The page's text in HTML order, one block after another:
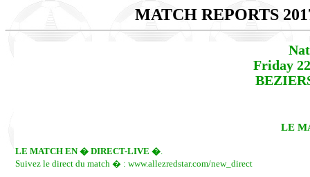
MATCH REPORTS
Friday
LE
LE MATCH EN � DIRECT-LIVE �
Suivez le direct du match � : www.allezredstar.com/new_direct